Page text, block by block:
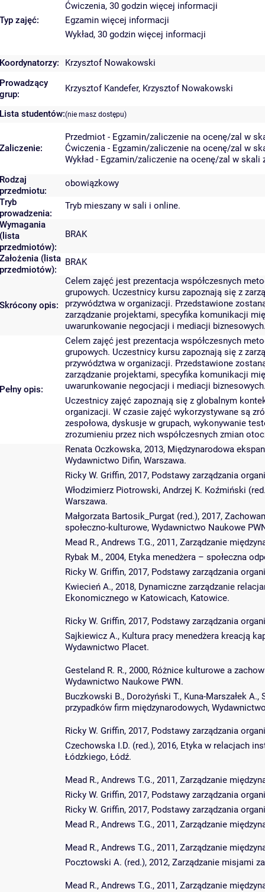
Typ zajęć:
Ćwiczenia, 30 godzin więcej informacji
Egzamin więcej informacji
Wykład, 30 godzin więcej informacji
Koordynatorzy:
Krzysztof Nowakowski
Prowadzący
grup:
Krzysztof Kandefer, Krzysztof Nowakowski
Lista studentów:(nie masz dostępu)
Zaliczenie:
Przedmiot - Egzamin/zaliczenie na ocenę/zal w
Ćwiczenia - Egzamin/zaliczenie na ocenę/zal w
Wykład - Egzamin/zaliczenie na ocenę/zal w skali
Rodzaj
przedmiotu:
obowiązkowy
Tryb
prowadzenia:
Tryb mieszany w sali i online.
Wymagania
(lista
przedmiotów):
BRAK
Założenia (lista
przedmiotów):
BRAK
Skrócony opis:
Celem zajęć jest prezentacja współczesnych
grupowych. Uczestnicy kursu zapoznają się z
przywództwa w organizacji. Przedstawione
zarządzanie projektami, specyfika komunikacji
uwarunkowanie negocjacji i mediacji
Pełny opis:
Celem zajęć jest prezentacja współczesnych
grupowych. Uczestnicy kursu zapoznają się z
przywództwa w organizacji. Przedstawione
zarządzanie projektami, specyfika komunikacji
uwarunkowanie negocjacji i mediacji
Uczestnicy zajęć zapoznają się z globalnym
organizacji. W czasie zajęć wykorzystywane są
zespołowa, dyskusje w grupach, wykonywanie
zrozumieniu przez nich współczesnych zmian
Renata Oczkowska, 2013, Międzynarodowa
Wydawnictwo Difin, Warszawa.
Ricky W. Griffin, 2017, Podstawy zarządzania
Włodzimierz Piotrowski, Andrzej K. Koźmiński
Warszawa.
Małgorzata Bartosik_Purgat (red.), 2017,
społeczno-kulturowe, Wydawnictwo Naukowe
Mead R., Andrews T.G., 2011, Zarządzanie
Rybak M., 2004, Etyka menedżera – społeczna
Ricky W. Griffin, 2017, Podstawy zarządzania
Kwiecień A., 2018, Dynamiczne zarządzanie
Ekonomicznego w Katowicach, Katowice.
Ricky W. Griffin, 2017, Podstawy zarządzania
Sajkiewicz A., Kultura pracy menedżera kreacją
Wydawnictwo Placet.
Gesteland R. R., 2000, Różnice kulturowe a
Wydawnictwo Naukowe PWN.
Buczkowski B., Dorożyński T., Kuna-Marszałek
przypadków firm międzynarodowych,
Ricky W. Griffin, 2017, Podstawy zarządzania
Czechowska I.D. (red.), 2016, Etyka w relacjach
Łódzkiego, Łódź.
Mead R., Andrews T.G., 2011, Zarządzanie
Ricky W. Griffin, 2017, Podstawy zarządzania
Ricky W. Griffin, 2017, Podstawy zarządzania
Mead R., Andrews T.G., 2011, Zarządzanie
Mead R., Andrews T.G., 2011, Zarządzanie
Pocztowski A. (red.), 2012, Zarządzanie misjami
Mead R., Andrews T.G., 2011, Zarządzanie